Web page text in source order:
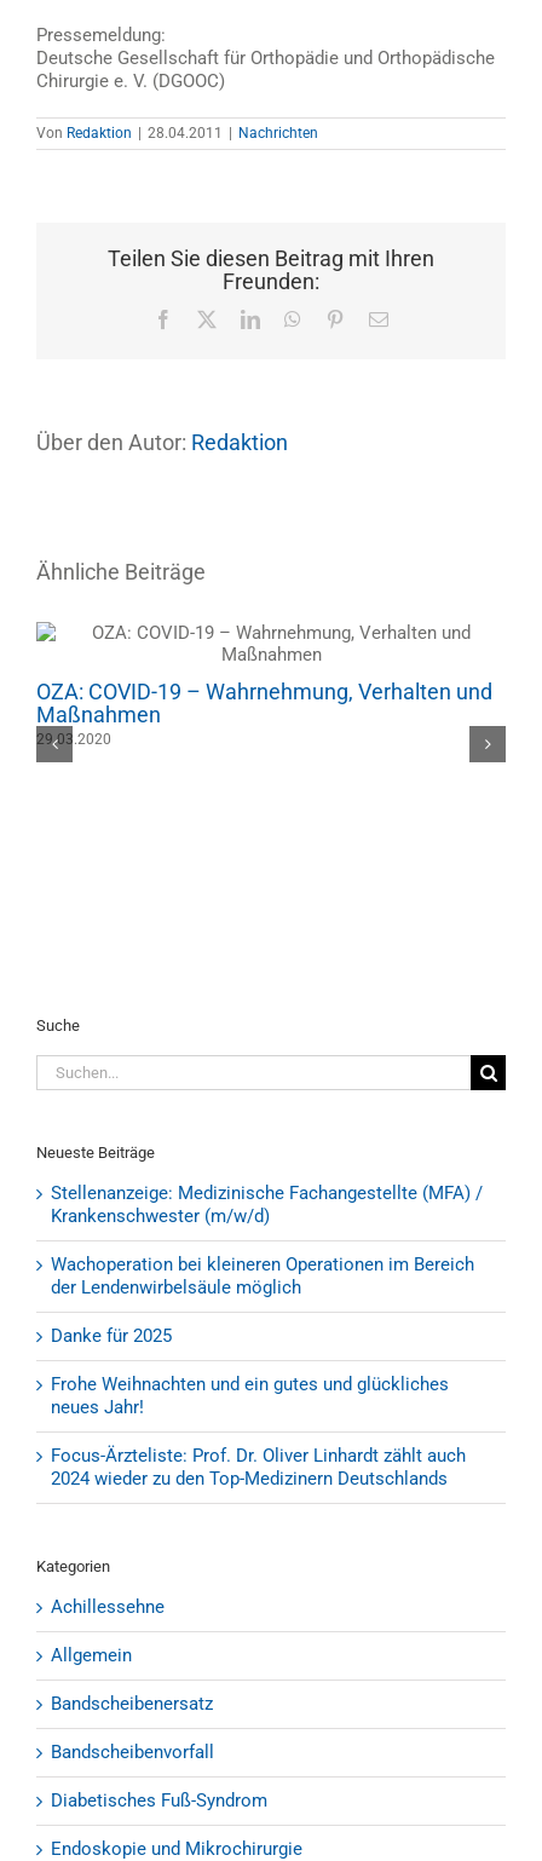
Pressemeldung:
Deutsche Gesellschaft für Orthopädie und Orthopädische
Chirurgie e. V. (DGOOC)
Von Redaktion | 28.04.2011 | Nachrichten
Teilen Sie diesen Beitrag mit Ihren
Freunden:
Facebook LinkedInWhatsApp
Pinterest
E-
Über den Autor: Redaktion
Ähnliche Beiträge
OZA: COVID-19 – Wahrnehmung, Verhalten und
Maßnahmen
29.03.2020
Suche
Suche
nach:
Neueste Beiträge
Stellenanzeige: Medizinische Fachangestellte (MFA) /
Krankenschwester (m/w/d)
Wachoperation bei kleineren Operationen im Bereich
der Lendenwirbelsäule möglich
Danke für 2025
Frohe Weihnachten und ein gutes und glückliches
neues Jahr!
Focus-Ärzteliste: Prof. Dr. Oliver Linhardt zählt auch
2024 wieder zu den Top-Medizinern Deutschlands
Kategorien
Achillessehne
Allgemein
Bandscheibenersatz
Bandscheibenvorfall
Diabetisches Fuß-Syndrom
Endoskopie und Mikrochirurgie